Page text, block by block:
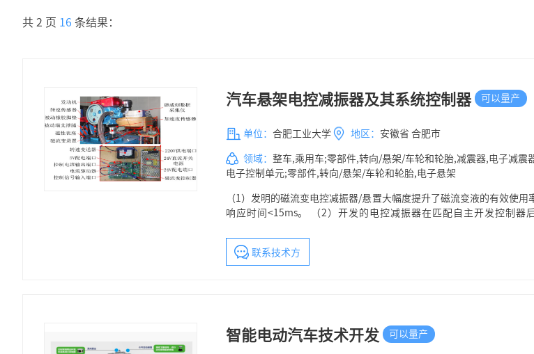
共 2 页 16 条结果：
汽车悬架电控减振器及其系统控制器 可以量产
单位： 合肥工业大学 地区： 安徽省 合肥市
领域： 整车,乘用车;零部件,转向/悬架/车轮和轮胎,减震器,电子减震
电子控制单元;零部件,转向/悬架/车轮和轮胎,电子悬架
（1）发明的磁流变电控减振器/悬置大幅度提升了磁流变液的有效使
响应时间<15ms。 （2）开发的电控减振器在匹配自主开发控制器
联系技术方
智能电动汽车技术开发 可以量产